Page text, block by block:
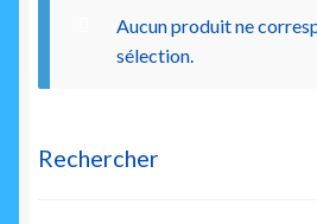
Aucun produit ne
sélection.
Rechercher